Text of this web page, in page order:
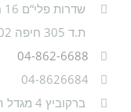
שדרות פלי“ם 16 חיפה
ת.ד 305 חיפה 31002
04-862-6688
04-8626684
ברקוביץ 4 מגדל המוזיאון תל אביב